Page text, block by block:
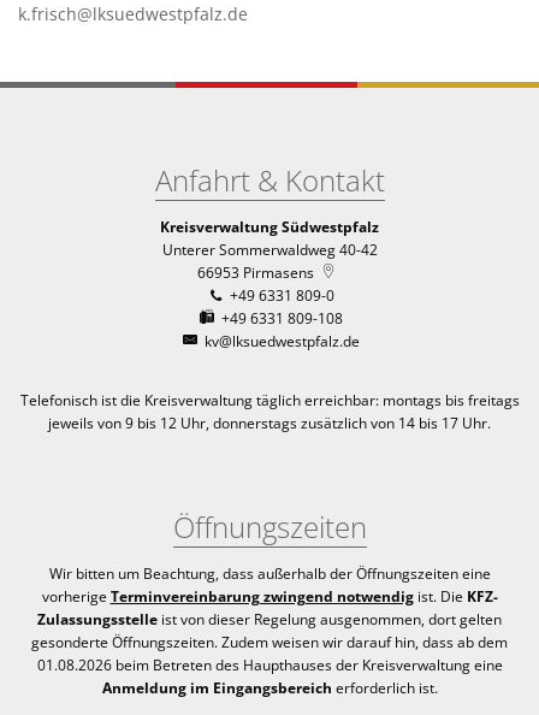
k.frisch@lksuedwestpfalz.de
Anfahrt & Kontakt
Kreisverwaltung Südwestpfalz
Unterer Sommerwaldweg 40-42
66953 Pirmasens
+49 6331 809-0
+49 6331 809-108
kv@lksuedwestpfalz.de
Telefonisch ist die Kreisverwaltung täglich erreichbar: montags bis freitags
jeweils von 9 bis 12 Uhr, donnerstags zusätzlich von 14 bis 17 Uhr.
Öffnungszeiten
Wir bitten um Beachtung, dass außerhalb der Öffnungszeiten eine
vorherige Terminvereinbarung zwingend notwendigist. Die KFZ-
Zulassungsstelle ist von dieser Regelung ausgenommen, dort gelten
gesonderte Öffnungszeiten. Zudem weisen wir darauf hin, dass ab dem
01.08.2026 beim Betreten des Haupthauses der Kreisverwaltung eine
Anmeldung im Eingangsbereich erforderlich ist.